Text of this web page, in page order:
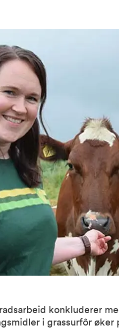
konkluderer
i grassurfôr øker